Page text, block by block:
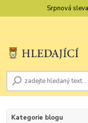
Srpnová
Kategorie blogu